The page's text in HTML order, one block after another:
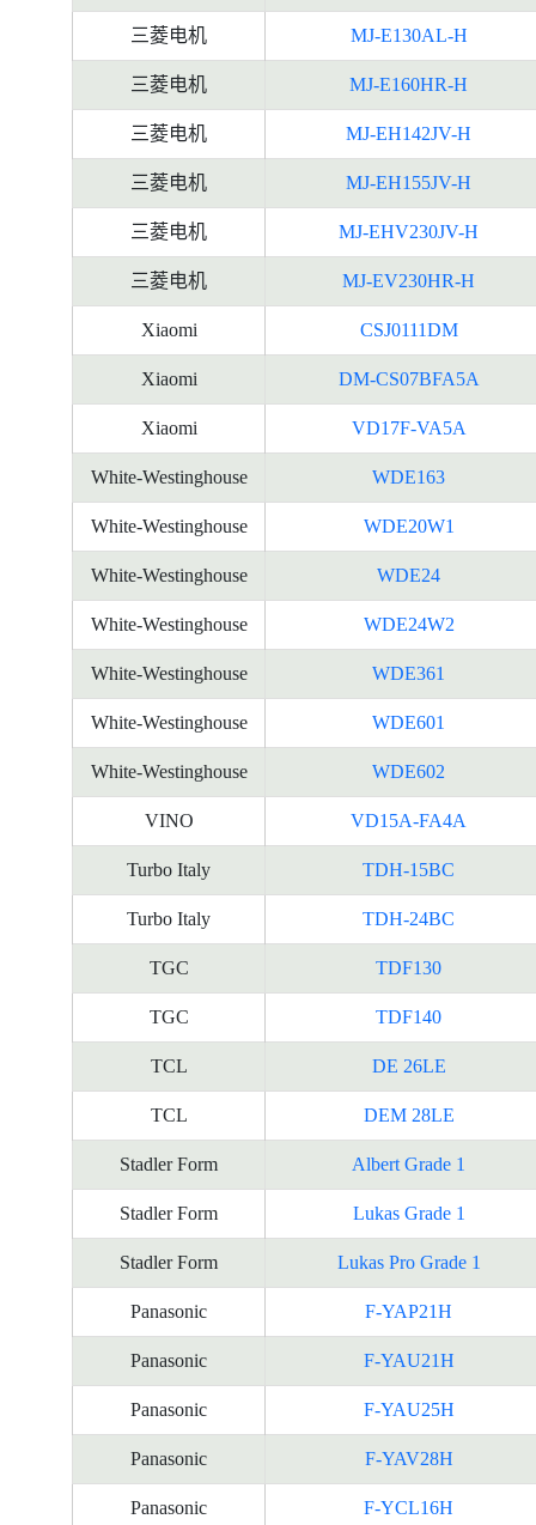
三菱电机 MJ-E130AL-H
三菱电机 MJ-E160HR-H
三菱电机 MJ-EH142JV-H
三菱电机 MJ-EH155JV-H
三菱电机 MJ-EHV230JV-H
三菱电机 MJ-EV230HR-H
Xiaomi CSJ0111DM
Xiaomi DM-CS07BFA5A
Xiaomi VD17F-VA5A
White-Westinghouse WDE163
White-Westinghouse WDE20W1
White-Westinghouse WDE24
White-Westinghouse WDE24W2
White-Westinghouse WDE361
White-Westinghouse WDE601
White-Westinghouse WDE602
VINO VD15A-FA4A
Turbo Italy TDH-15BC
Turbo Italy TDH-24BC
TGC TDF130
TGC TDF140
TCL DE 26LE
TCL DEM 28LE
Stadler Form Albert Grade 1
Stadler Form Lukas Grade 1
Stadler Form Lukas Pro Grade 1
Panasonic F-YAP21H
Panasonic F-YAU21H
Panasonic F-YAU25H
Panasonic F-YAV28H
Panasonic F-YCL16H